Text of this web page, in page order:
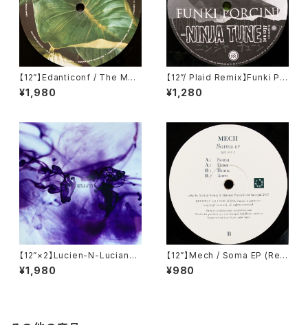
【12”】Edanticonf / The Met
amorphosis Of Plants (Sile
nt Season) (SSV16)
¥1,980
【12”/ Plaid Remix】Funki Po
rcini / King Ashabanapal (N
inja Tune) (zen 1237)
¥1,280
【12”×2】Lucien-N-Luciano /
Cuidad De Luz (Cadenza)
(Cadenza 49)
¥1,980
【12”】Mech / Soma EP (Res
opal Schallware) (RSP 09
9,2)
¥980